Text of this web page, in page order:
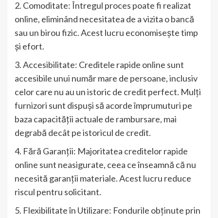
2. Comoditate: Întregul proces poate fi realizat
online, eliminând necesitatea de a vizita o bancă
sau un birou fizic. Acest lucru economisește timp
și efort.
3. Accesibilitate: Creditele rapide online sunt
accesibile unui număr mare de persoane, inclusiv
celor care nu au un istoric de credit perfect. Mulți
furnizori sunt dispuși să acorde împrumuturi pe
baza capacității actuale de rambursare, mai
degrabă decât pe istoricul de credit.
4. Fără Garanții: Majoritatea creditelor rapide
online sunt neasigurate, ceea ce înseamnă că nu
necesită garanții materiale. Acest lucru reduce
riscul pentru solicitant.
5. Flexibilitate în Utilizare: Fondurile obținute prin